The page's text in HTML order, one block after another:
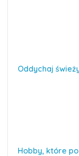
Oddychaj
Hobby, które